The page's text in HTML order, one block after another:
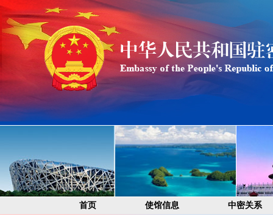
首页 使馆信息 中密关系